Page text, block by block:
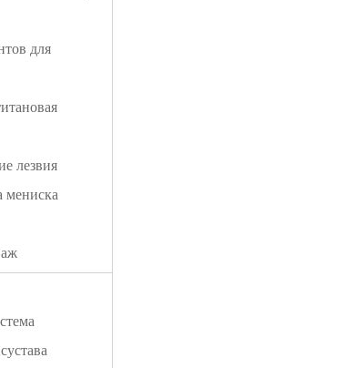
для
лезвия
мениска